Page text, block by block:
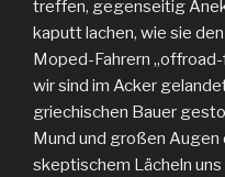
treffen, gegenseitig
kaputt lachen, wie sie
Moped-Fahrern
wir sind im Acker
griechischen Bauer
Mund und großen Augen
skeptischem Lächeln